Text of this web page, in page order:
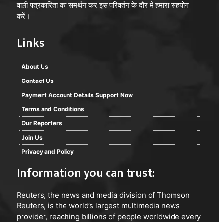
वाली पत्रकारिता का समर्थन कर इस परिवर्तन के दौर में हमारा सहयोग
करें।
Links
About Us
Contact Us
Payment Account Details Support Now
Terms and Conditions
Our Reporters
Join Us
Privacy and Policy
Information you can trust:
Reuters, the news and media division of Thomson
Reuters, is the world’s largest multimedia news
provider, reaching billions of people worldwide every